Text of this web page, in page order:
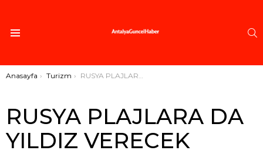
Buradasınız:
Anasayfa Turizm RUSYA PLAJLARA DA YILDIZ VERECEK
RUSYA PLAJLARA DA
YILDIZ VERECEK